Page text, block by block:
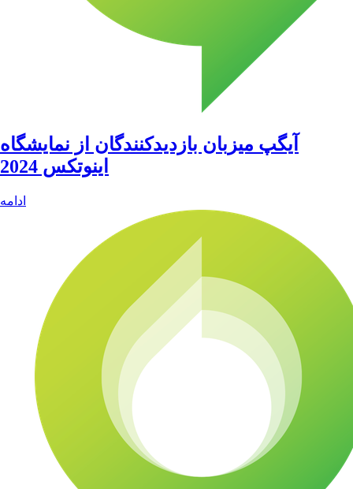
آیگپ میزبان بازدیدکنندگان از نمایشگاه
اینوتکس 2024
ادامه